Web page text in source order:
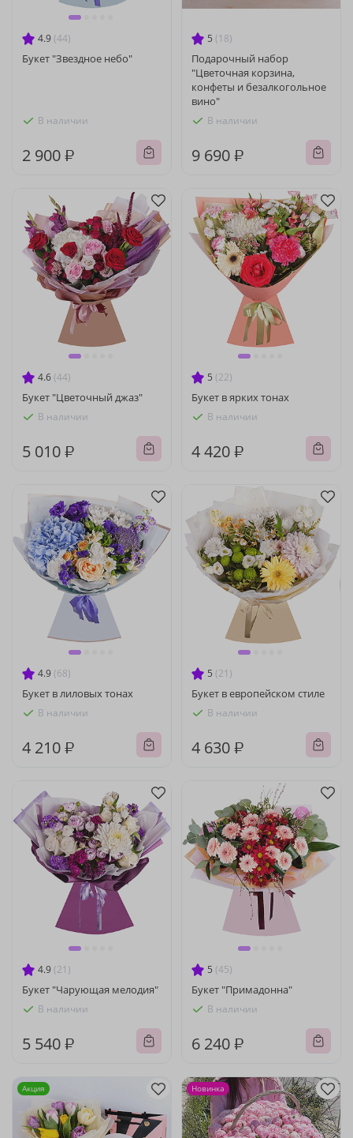
4.9 (44)
Букет "Звездное небо"
В наличии
2 900 ₽
5 (18)
Подарочный набор
"Цветочная корзина,
конфеты и безалкогольное
вино"
В наличии
9 690 ₽
4.6 (44)
Букет "Цветочный джаз"
В наличии
5 010 ₽
5 (22)
Букет в ярких тонах
В наличии
4 420 ₽
4.9 (68)
Букет в лиловых тонах
В наличии
4 210 ₽
5 (21)
Букет в европейском стиле
В наличии
4 630 ₽
4.9 (21)
Букет "Чарующая мелодия"
В наличии
5 540 ₽
5 (45)
Букет "Примадонна"
В наличии
6 240 ₽
Акция Новинка